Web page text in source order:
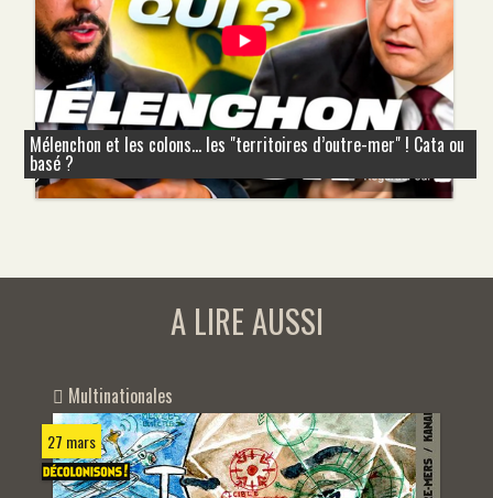
Mélenchon et les colons... les "territoires d’outre-mer" ! Cata ou
basé ?
A LIRE AUSSI
Multinationales
27 mars